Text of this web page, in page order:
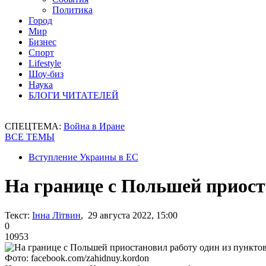
Политика
Город
Мир
Бизнес
Спорт
Lifestyle
Шоу-биз
Наука
БЛОГИ ЧИТАТЕЛЕЙ
СПЕЦТЕМА: Война в Иране
ВСЕ ТЕМЫ
Вступление Украины в ЕС
На границе с Польшей
Текст: Інна Літвин, 29 августа 2022, 15:00
0
10953
Фото: facebook.com/zahidnuy.kordon